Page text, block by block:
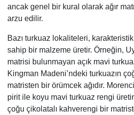
ancak genel bir kural olarak ağır
arzu edilir.
Bazı turkuaz lokaliteleri,
sahip bir malzeme üretir. Örneğin,
matrisi bulunmayan açık mavi
Kingman Madeni’ndeki turkuazın
matristen bir örümcek ağıdır.
pirit ile koyu mavi turkuaz rengi
çoğu çikolatalı kahverengi bir